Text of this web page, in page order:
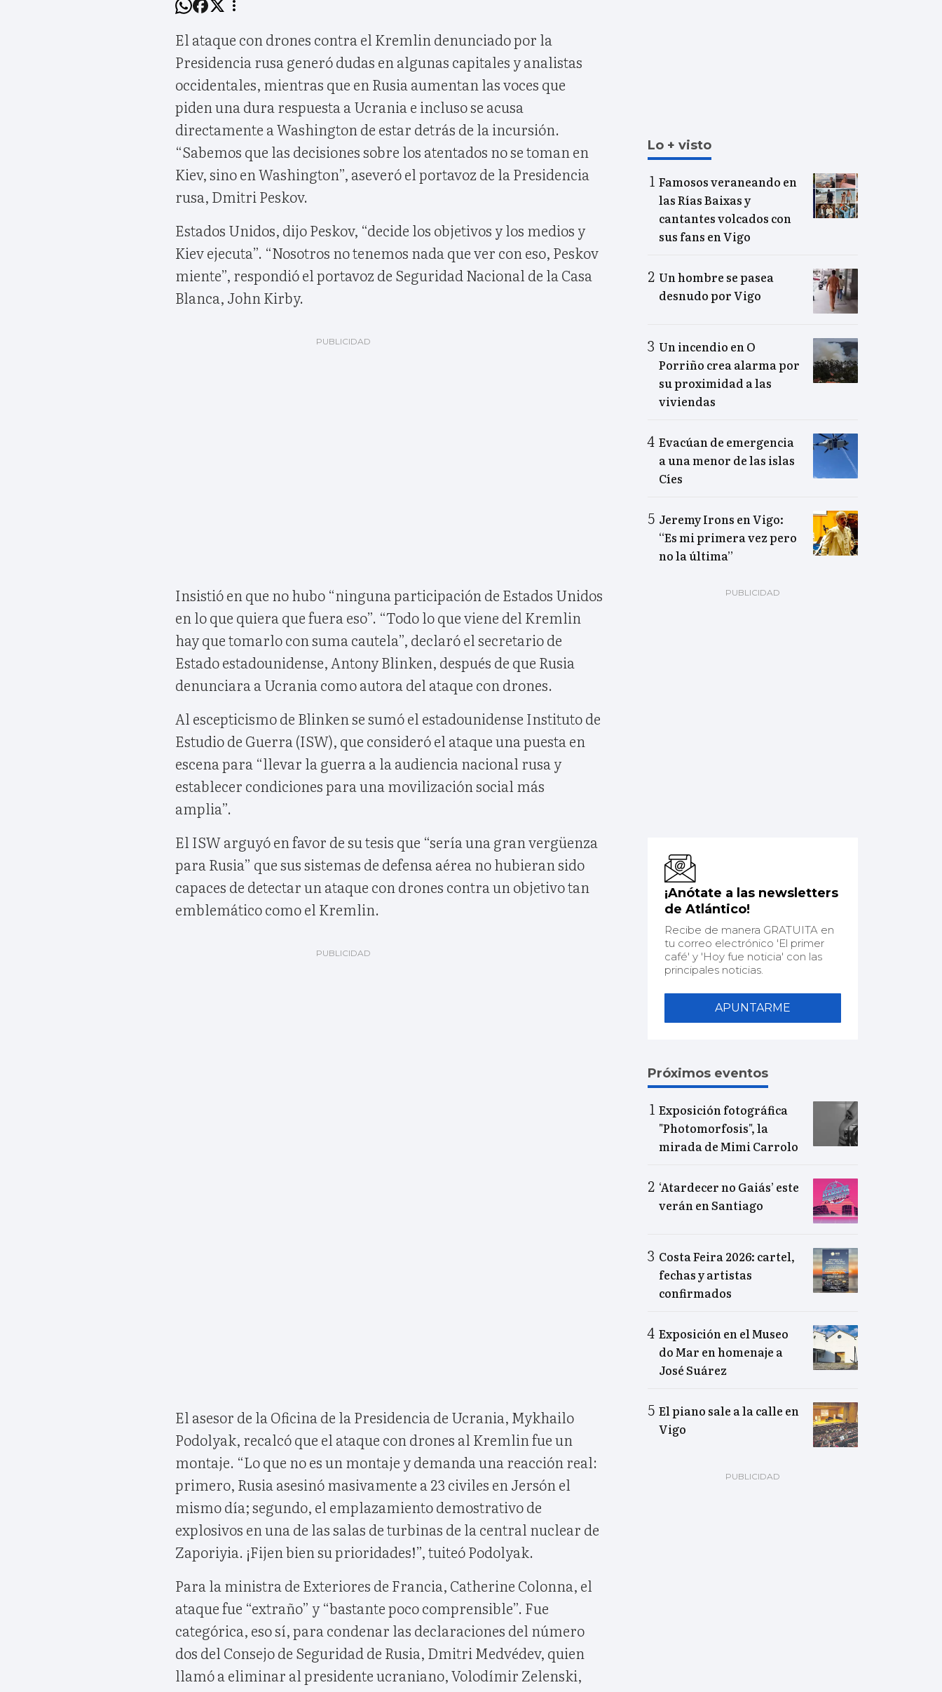
El ataque con drones contra el Kremlin denunciado por la
Presidencia rusa generó dudas en algunas capitales y analistas
occidentales, mientras que en Rusia aumentan las voces que
piden una dura respuesta a Ucrania e incluso se acusa
directamente a Washington de estar detrás de la incursión.
“Sabemos que las decisiones sobre los atentados no se toman en
Kiev, sino en Washington”, aseveró el portavoz de la Presidencia
rusa, Dmitri Peskov.
Estados Unidos, dijo Peskov, “decide los objetivos y los medios y
Kiev ejecuta”. “Nosotros no tenemos nada que ver con eso, Peskov
miente”, respondió el portavoz de Seguridad Nacional de la Casa
Blanca, John Kirby.
Insistió en que no hubo “ninguna participación de Estados Unidos
en lo que quiera que fuera eso”. “Todo lo que viene del Kremlin
hay que tomarlo con suma cautela”, declaró el secretario de
Estado estadounidense, Antony Blinken, después de que Rusia
denunciara a Ucrania como autora del ataque con drones.
Al escepticismo de Blinken se sumó el estadounidense Instituto de
Estudio de Guerra (ISW), que consideró el ataque una puesta en
escena para “llevar la guerra a la audiencia nacional rusa y
establecer condiciones para una movilización social más
amplia”.
El ISW arguyó en favor de su tesis que “sería una gran vergüenza
para Rusia” que sus sistemas de defensa aérea no hubieran sido
capaces de detectar un ataque con drones contra un objetivo tan
emblemático como el Kremlin.
El asesor de la Oficina de la Presidencia de Ucrania, Mykhailo
Podolyak, recalcó que el ataque con drones al Kremlin fue un
montaje. “Lo que no es un montaje y demanda una reacción real:
primero, Rusia asesinó masivamente a 23 civiles en Jersón el
mismo día; segundo, el emplazamiento demostrativo de
explosivos en una de las salas de turbinas de la central nuclear de
Zaporiyia. ¡Fijen bien su prioridades!”, tuiteó Podolyak.
Para la ministra de Exteriores de Francia, Catherine Colonna, el
ataque fue “extraño” y “bastante poco comprensible”. Fue
categórica, eso sí, para condenar las declaraciones del número
dos del Consejo de Seguridad de Rusia, Dmitri Medvédev, quien
llamó a eliminar al presidente ucraniano, Volodímir Zelenski,
Lo + visto
Famosos veraneando en
las Rías Baixas y
cantantes volcados con
sus fans en Vigo
Un hombre se pasea
desnudo por Vigo
Un incendio en O
Porriño crea alarma por
su proximidad a las
viviendas
Evacúan de emergencia
a una menor de las islas
Cíes
Jeremy Irons en Vigo:
“Es mi primera vez pero
no la última”
¡Anótate a las newsletters
de Atlántico!
Recibe de manera GRATUITA en
tu correo electrónico 'El primer
café' y 'Hoy fue noticia' con las
principales noticias.
APUNTARME
Próximos eventos
Exposición fotográfica
"Photomorfosis", la
mirada de Mimi Carrolo
‘Atardecer no Gaiás’ este
verán en Santiago
Costa Feira 2026: cartel,
fechas y artistas
confirmados
Exposición en el Museo
do Mar en homenaje a
José Suárez
El piano sale a la calle en
Vigo